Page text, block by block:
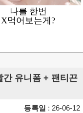
간 유니폼 + 팬티끈
등록일 : 26-06-12